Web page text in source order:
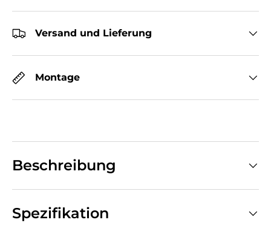
Versand und Lieferung
Montage
Beschreibung
Spezifikation